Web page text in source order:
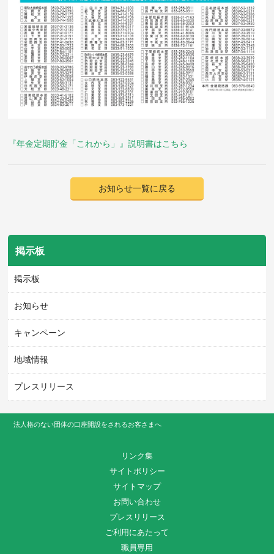
『年金定期貯金「これから」』説明書はこちら
お知らせ一覧に戻る
掲示板
掲示板
お知らせ
キャンペーン
地域情報
プレスリリース
法人格のない団体の口座開設をされるお客さまへ
リンク集
サイトポリシー
サイトマップ
お問い合わせ
プレスリリース
ご利用にあたって
職員専用